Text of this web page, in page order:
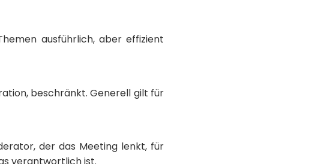
ausführlich, aber effizient
beschränkt. Generell gilt für
der das Meeting lenkt, für